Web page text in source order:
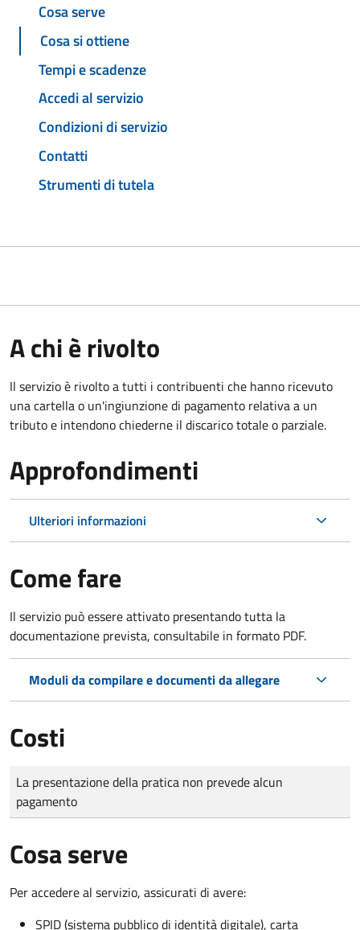
Cosa serve
Cosa si ottiene
Tempi e scadenze
Accedi al servizio
Condizioni di servizio
Contatti
Strumenti di tutela
A chi è rivolto
Il servizio è rivolto a tutti i contribuenti che hanno ricevuto
una cartella o un'ingiunzione di pagamento relativa a un
tributo e intendono chiederne il discarico totale o parziale.
Approfondimenti
Ulteriori informazioni
Come fare
Il servizio può essere attivato presentando tutta la
documentazione prevista, consultabile in formato PDF.
Moduli da compilare e documenti da allegare
Costi
Tipo di pagamento
Importo
La presentazione della pratica non prevede alcun
pagamento
Cosa serve
Per accedere al servizio, assicurati di avere:
SPID (sistema pubblico di identità digitale), carta